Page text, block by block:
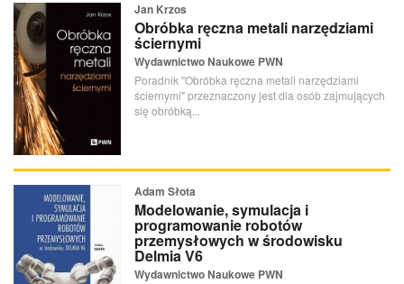
Jan Krzos
Obróbka ręczna metali narzędziami
ściernymi
Wydawnictwo Naukowe PWN
Poradnik "Obróbka ręczna metali narzędziami
ściernymi" przeznaczony jest dla osób zajmujących
się obróbką...
Adam Słota
Modelowanie, symulacja i
programowanie robotów
przemysłowych w środowisku
Delmia V6
Wydawnictwo Naukowe PWN